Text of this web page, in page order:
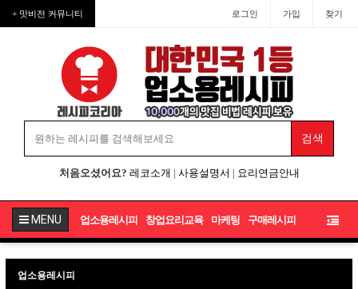
+ 맛비전 커뮤니티 로그인 가입 찾기
처음오셨어요? 레코소개 | 사용설명서 | 요리연금안내
MENU 업소용레시피 창업요리교육 마케팅 구매레시피
업소용레시피